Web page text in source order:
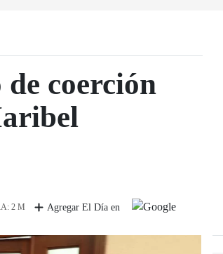
coerción
2 M Agregar El Día en